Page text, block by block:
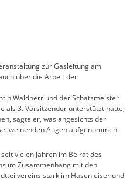
zur Gasleitung am
über die Arbeit der
Waldherr und der Schatzmeister
als 3. Vorsitzender unterstützt hatte,
sagte er, was angesichts der
weinenden Augen aufgenommen
vielen Jahren im Beirat des
im Zusammenhang mit den
stark im Hasenleiser und